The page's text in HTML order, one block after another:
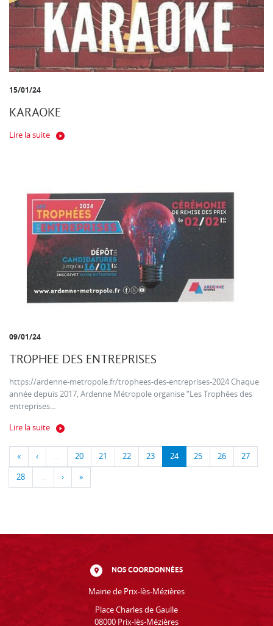
15/01/24
KARAOKE
Lire la suite
09/01/24
TROPHEE DES ENTREPRISES
https://ardenne-metropole.fr/trophees-des-entreprises-2024 Chaque
année depuis 2017, Ardenne Métropole organise “Les Trophées des
entreprises...
Lire la suite
« ‹ … 20 21 22 23 24 25 26 27
28 … › »
NOS COORDONNÉES
Mairie de Prix-lès-Mézières
Place Charles de Gaulle
08000 Prix-lès-Mézières